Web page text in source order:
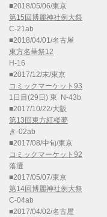
■2018/05/06/東京
第15回博麗神社例大祭
C-21ab
■2018/04/01/名古屋
東方名華祭12
H-16
■2017/12/末/東京
コミックマーケット93
1日目(29日) 東 N-43b
■2017/10/22/大阪
第13回東方紅楼夢
き-02ab
■2017/08/中旬/東京
コミックマーケット92
落選
■2017/05/07/東京
第14回博麗神社例大祭
C-04ab
■2017/04/02/名古屋